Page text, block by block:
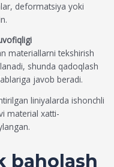
deformatsiya yoki
materiallarni tekshirish
shunda qadoqlash
javob beradi.
liniyalarda ishonchli
material xatti-
baholash